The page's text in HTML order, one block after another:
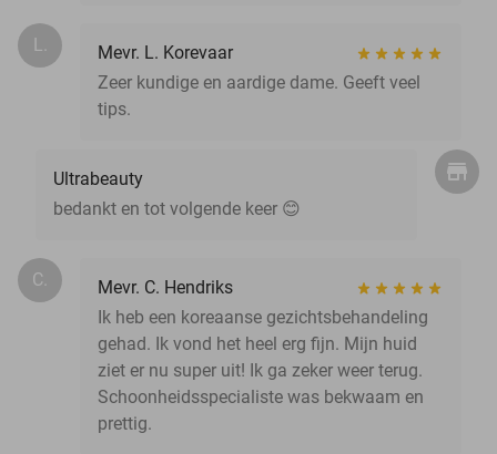
L.
Mevr. L. Korevaar
Zeer kundige en aardige dame. Geeft veel
tips.
Ultrabeauty
bedankt en tot volgende keer 😊
C.
Mevr. C. Hendriks
Ik heb een koreaanse gezichtsbehandeling
gehad. Ik vond het heel erg fijn. Mijn huid
ziet er nu super uit! Ik ga zeker weer terug.
Schoonheidsspecialiste was bekwaam en
prettig.